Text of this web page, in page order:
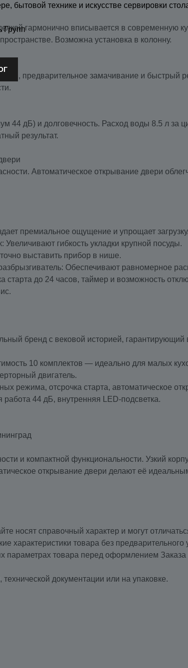
гармонично вписывается в современную
Возможна установка в колонну.
предварительное замачивание и быстрый
44 дБ) и долговечность. Расход воды 8.5 л за
результат.
Автоматическое открывание двери
премиальное ощущение и упрощает загрузку.
гибкость укладки крупной посуды.
выставить прибор в нише.
Обеспечивают равномерное
до 24 часов, таймер и возможность
бренд с вековой историей,
10 комплектов — идеально для малых
двигатель.
режима, отсрочка старта, автоматическое
44 дБ, внутренняя LED-подсветка.
и компактной функциональности. Узкий
открывание двери делают её
носят справочный характер и могут
характеристики товара без
параметрах товара перед оформлением
документации или на упаковке.
бытовой технике и искусстве сервировки
Групп